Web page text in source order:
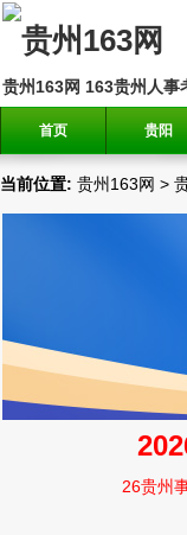
贵州163网 163贵州人事
首页 贵阳
当前位置: 贵州163网 >